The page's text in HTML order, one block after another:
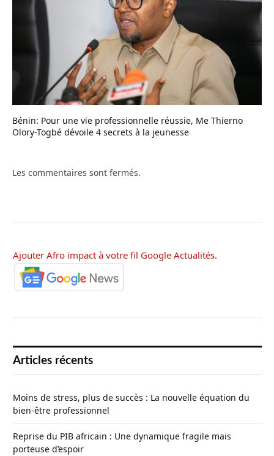
Bénin: Pour une vie professionnelle réussie, Me Thierno
Olory-Togbé dévoile 4 secrets à la jeunesse
Les commentaires sont fermés.
Ajouter Afro impact à votre fil Google Actualités.
Articles récents
Moins de stress, plus de succès : La nouvelle équation du
bien-être professionnel
Reprise du PIB africain : Une dynamique fragile mais
porteuse d’espoir